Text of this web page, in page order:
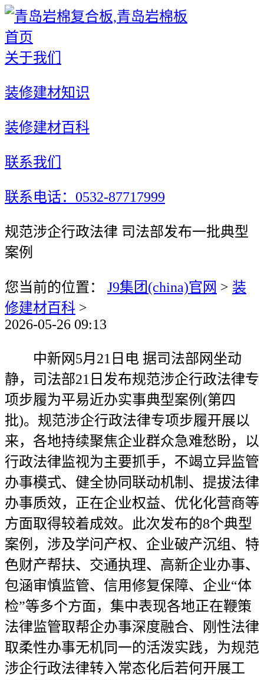
首页
关于我们
装修建材知识
装修建材百科
联系我们
联系电话：0532-87717999
规范涉企行政法律 司法部发布一批典型
案例
您当前的位置： J9集团(china)官网 > 装
修建材百科 >
2026-05-26 09:13
中新网5月21日电 据司法部网坐动
静，司法部21日发布规范涉企行政法律专
项步履为平易近办实事典型案例(第四
批)。规范涉企行政法律专项步履开展以
来，各地持续聚焦企业群众急难愁盼，以
行政法律监视为主要抓手，不竭立异监管
办事模式、健全协同联动机制、提拔法律
办事质效，正在企业权益、优化化营商等
方面取得较着成效。此次发布的8个典型
案例，涉及学问产权、企业破产沉组、特
色财产帮扶、交通执理、高新企业办事、
包涵审慎监管、信用修复保障、企业“体
检”等多个方面，集中表现各地正在鞭策
法律监管取帮企办事深度融合、刚性法律
取柔性办事无机同一的活泼实践，为规范
涉企行政法律转入常态化后若何开展工